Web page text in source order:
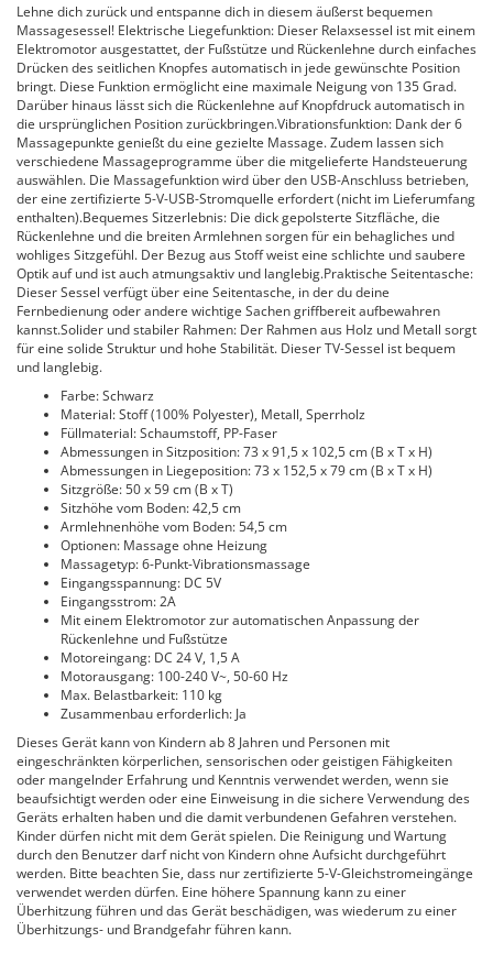
Lehne dich zurück und entspanne dich in diesem äußerst bequemen
Massagesessel! Elektrische Liegefunktion: Dieser Relaxsessel ist mit einem
Elektromotor ausgestattet, der Fußstütze und Rückenlehne durch einfaches
Drücken des seitlichen Knopfes automatisch in jede gewünschte Position
bringt. Diese Funktion ermöglicht eine maximale Neigung von 135 Grad.
Darüber hinaus lässt sich die Rückenlehne auf Knopfdruck automatisch in
die ursprünglichen Position zurückbringen.Vibrationsfunktion: Dank der 6
Massagepunkte genießt du eine gezielte Massage. Zudem lassen sich
verschiedene Massageprogramme über die mitgelieferte Handsteuerung
auswählen. Die Massagefunktion wird über den USB-Anschluss betrieben,
der eine zertifizierte 5-V-USB-Stromquelle erfordert (nicht im Lieferumfang
enthalten).Bequemes Sitzerlebnis: Die dick gepolsterte Sitzfläche, die
Rückenlehne und die breiten Armlehnen sorgen für ein behagliches und
wohliges Sitzgefühl. Der Bezug aus Stoff weist eine schlichte und saubere
Optik auf und ist auch atmungsaktiv und langlebig.Praktische Seitentasche:
Dieser Sessel verfügt über eine Seitentasche, in der du deine
Fernbedienung oder andere wichtige Sachen griffbereit aufbewahren
kannst.Solider und stabiler Rahmen: Der Rahmen aus Holz und Metall sorgt
für eine solide Struktur und hohe Stabilität. Dieser TV-Sessel ist bequem
und langlebig.
Farbe: Schwarz
Material: Stoff (100% Polyester), Metall, Sperrholz
Füllmaterial: Schaumstoff, PP-Faser
Abmessungen in Sitzposition: 73 x 91,5 x 102,5 cm (B x T x H)
Abmessungen in Liegeposition: 73 x 152,5 x 79 cm (B x T x H)
Sitzgröße: 50 x 59 cm (B x T)
Sitzhöhe vom Boden: 42,5 cm
Armlehnenhöhe vom Boden: 54,5 cm
Optionen: Massage ohne Heizung
Massagetyp: 6-Punkt-Vibrationsmassage
Eingangsspannung: DC 5V
Eingangsstrom: 2A
Mit einem Elektromotor zur automatischen Anpassung der
Rückenlehne und Fußstütze
Motoreingang: DC 24 V, 1,5 A
Motorausgang: 100-240 V~, 50-60 Hz
Max. Belastbarkeit: 110 kg
Zusammenbau erforderlich: Ja
Dieses Gerät kann von Kindern ab 8 Jahren und Personen mit
eingeschränkten körperlichen, sensorischen oder geistigen Fähigkeiten
oder mangelnder Erfahrung und Kenntnis verwendet werden, wenn sie
beaufsichtigt werden oder eine Einweisung in die sichere Verwendung des
Geräts erhalten haben und die damit verbundenen Gefahren verstehen.
Kinder dürfen nicht mit dem Gerät spielen. Die Reinigung und Wartung
durch den Benutzer darf nicht von Kindern ohne Aufsicht durchgeführt
werden. Bitte beachten Sie, dass nur zertifizierte 5-V-Gleichstromeingänge
verwendet werden dürfen. Eine höhere Spannung kann zu einer
Überhitzung führen und das Gerät beschädigen, was wiederum zu einer
Überhitzungs- und Brandgefahr führen kann.